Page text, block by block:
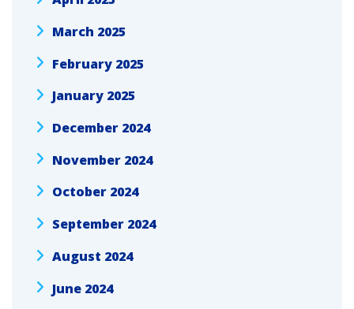
March 2025
February 2025
January 2025
December 2024
November 2024
October 2024
September 2024
August 2024
June 2024